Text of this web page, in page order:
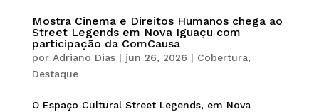
Mostra Cinema e Direitos Humanos chega ao
Street Legends em Nova Iguaçu com
participação da ComCausa
por Adriano Dias| jun 26, 2026 | Cobertura,
Destaque
O Espaço Cultural Street Legends, em Nova